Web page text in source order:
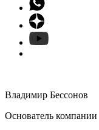
Владимир Бессонов
Основатель компании